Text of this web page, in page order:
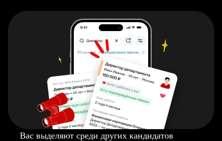
Вас выделяют среди других кандидатов